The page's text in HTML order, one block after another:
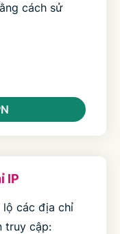
cách sử
IP
lộ các địa chỉ
truy cập: